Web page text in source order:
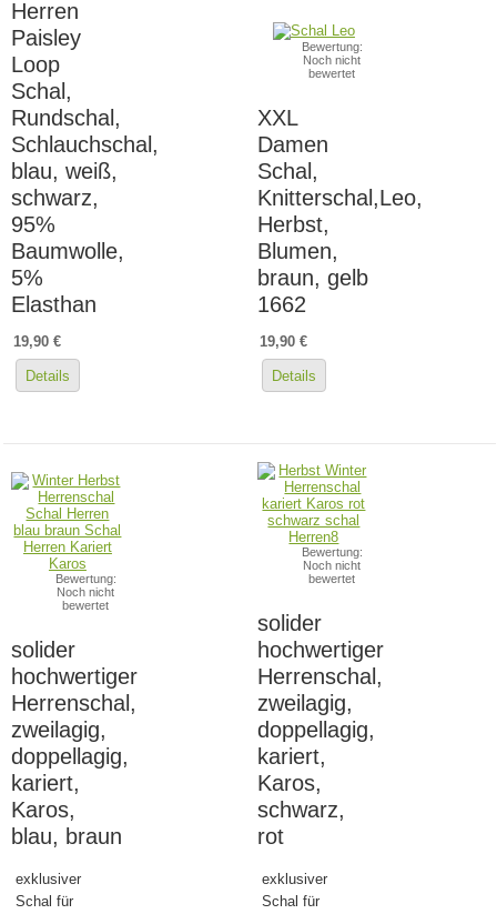
Herren
Paisley
Loop
Schal,
Rundschal,
Schlauchschal,
blau, weiß,
schwarz,
95%
Baumwolle,
5%
Elasthan
19,90 €
Details
Bewertung:
Noch nicht
bewertet
XXL
Damen
Schal,
Knitterschal,Leo,
Herbst,
Blumen,
braun, gelb
1662
19,90 €
Details
Bewertung:
Noch nicht
bewertet
solider
hochwertiger
Herrenschal,
zweilagig,
doppellagig,
kariert,
Karos,
blau, braun
exklusiver
Schal für
Bewertung:
Noch nicht
bewertet
solider
hochwertiger
Herrenschal,
zweilagig,
doppellagig,
kariert,
Karos,
schwarz,
rot
exklusiver
Schal für